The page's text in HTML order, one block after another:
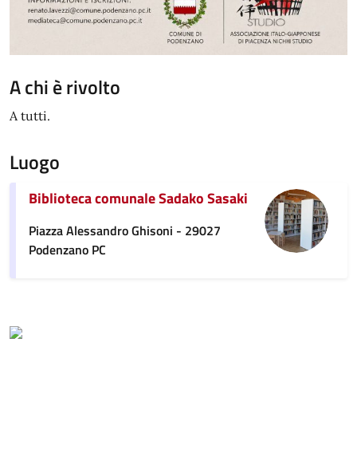
A chi è rivolto
A tutti.
Luogo
Biblioteca comunale Sadako Sasaki
Piazza Alessandro Ghisoni - 29027
Podenzano PC